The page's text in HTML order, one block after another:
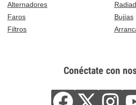
Alternadores
Faros
Bujías
Filtros
Conéctate con